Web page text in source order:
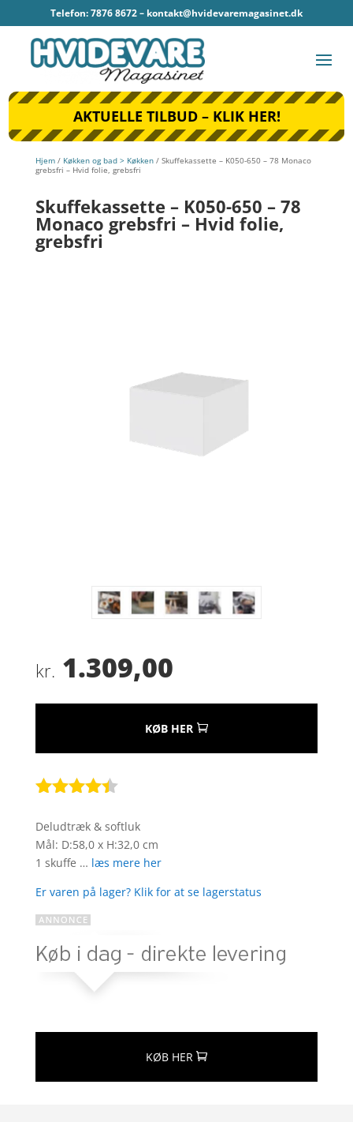
Telefon: 7876 8672 – kontakt@hvidevaremagasinet.dk
AKTUELLE TILBUD – KLIK HER!
Hjem/ Køkken og bad > Køkken/ Skuffekassette – K050-650 – 78 Monaco
grebsfri – Hvid folie, grebsfri
Skuffekassette – K050-650 – 78
Monaco grebsfri – Hvid folie,
grebsfri
kr. 1.309,00
KØB HER
som4.3
ud af 5
baseret
på
kundebedø
mmelser
Deludtræk & softluk
Mål: D:58,0 x H:32,0 cm
1 skuffe … læs mere her
Er varen på lager? Klik for at se lagerstatus
KØB HER